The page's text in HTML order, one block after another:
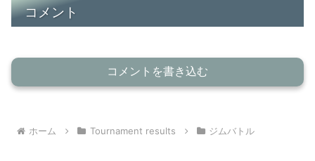
コメント
コメントを書き込む
ホーム Tournament results ジムバトル